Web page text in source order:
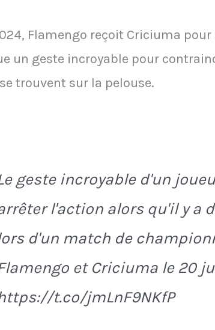
Flamengo reçoit Criciuma
un geste incroyable pour
trouvent sur la pelouse.
geste incroyable d'un
l'action alors qu'il y a
d'un match de
et Criciuma le 20
t.co/jmLnF9NKfP